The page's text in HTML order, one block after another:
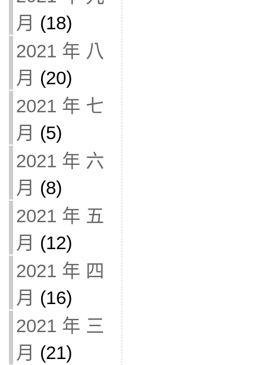
月 (18)
2021 年 八
月 (20)
2021 年 七
月 (5)
2021 年 六
月 (8)
2021 年 五
月 (12)
2021 年 四
月 (16)
2021 年 三
月 (21)